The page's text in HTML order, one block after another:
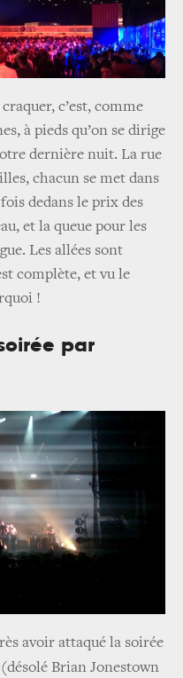
c’est, comme
à pieds qu’on se dirige
dernière nuit. La rue
chacun se met dans
dedans le prix des
et la queue pour les
Les allées sont
complète, et vu le
!
par
avoir attaqué la soirée
(désolé Brian Jonestown